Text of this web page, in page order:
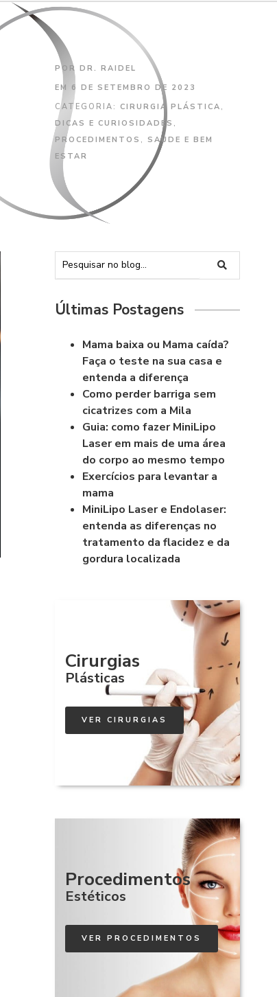
POR DR. RAIDEL
EM 6 DE SETEMBRO DE 2023
CATEGORIA:CIRURGIA PLÁSTICA ,
DICAS E CURIOSIDADES ,
PROCEDIMENTOS ,SAÚDE E BEM
ESTAR
Últimas Postagens
Mama baixa ou Mama caída?
Faça o teste na sua casa e
entenda a diferença
Como perder barriga sem
cicatrizes com a Mila
Guia: como fazer MiniLipo
Laser em mais de uma área
do corpo ao mesmo tempo
Exercícios para levantar a
mama
MiniLipo Laser e Endolaser:
entenda as diferenças no
tratamento da flacidez e da
gordura localizada
Cirurgias
Plásticas
VER CIRURGIAS
Procedimentos
Estéticos
VER PROCEDIMENTOS